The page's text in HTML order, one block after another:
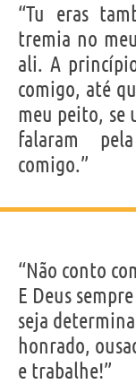
“Tu eras
tremia no
ali. A
comigo, até
meu peito, se
falaram
comigo.”
“Não conto
E Deus
seja
honrado,
e trabalhe!”